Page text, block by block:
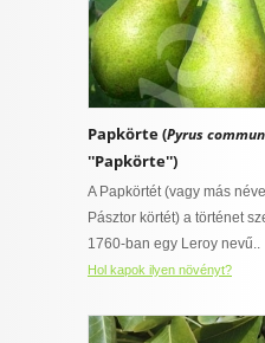
Papkörte (Pyrus
''Papkörte'')
A Papkörtét (vagy más
Pásztor körtét) a történet
1760-ban egy Leroy nevű..
Hol kapok ilyen növényt?